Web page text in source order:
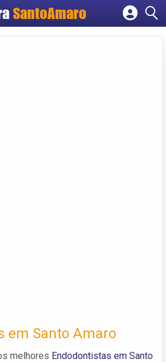
SantoAmaro
Cadastrar empresa
em Santo Amaro
melhores Endodontistas em Santo